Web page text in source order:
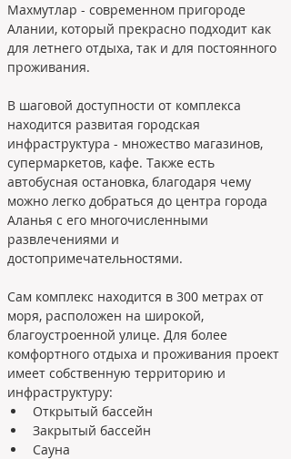
Махмутлар - современном пригороде
Алании, который прекрасно подходит как
для летнего отдыха, так и для постоянного
проживания.
В шаговой доступности от комплекса
находится развитая городская
инфраструктура - множество магазинов,
супермаркетов, кафе. Также есть
автобусная остановка, благодаря чему
можно легко добраться до центра города
Аланья с его многочисленными
развлечениями и
Сам комплекс находится в 300 метрах от
моря, расположен на широкой,
благоустроенной улице. Для более
комфортного отдыха и проживания проект
имеет собственную территорию и
инфраструктуру:
Открытый бассейн
Закрытый бассейн
Сауна